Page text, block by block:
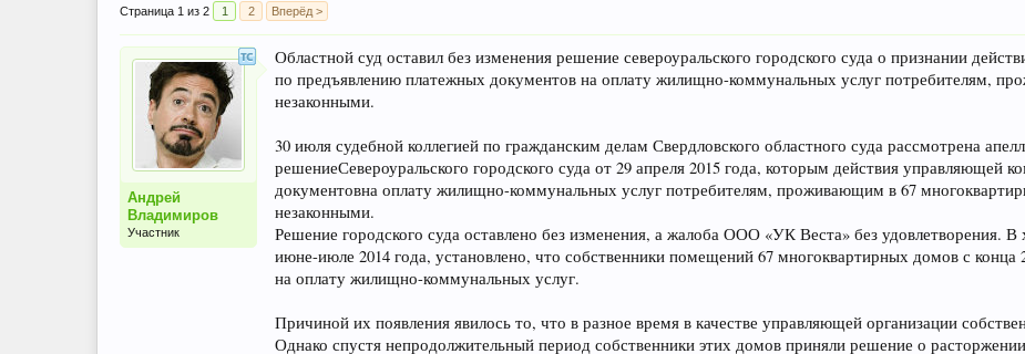
Страница 1 из 2 1 2 Вперёд >
Андрей
Владимиров
Участник
Областной суд оставил без изменения решение североуральского городского суда о признании
по предъявлению платежных документов на оплату жилищно-коммунальных услуг потребителям,
незаконными.
30 июля судебной коллегией по гражданским делам Свердловского областного суда рассмотрена
решениеСевероуральского городского суда от 29 апреля 2015 года, которым действия управляющей
документовна оплату жилищно-коммунальных услуг потребителям, проживающим в 67
незаконными.
Решение городского суда оставлено без изменения, а жалоба ООО «УК Веста» без удовлетворения.
июне-июле 2014 года, установлено, что собственники помещений 67 многоквартирных домов с конца
на оплату жилищно-коммунальных услуг.
Причиной их появления явилось то, что в разное время в качестве управляющей организации
Однако спустя непродолжительный период собственники этих домов приняли решение о